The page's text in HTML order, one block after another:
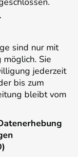
sind nur mit
Sie
jederzeit
bis zum
bleibt vom